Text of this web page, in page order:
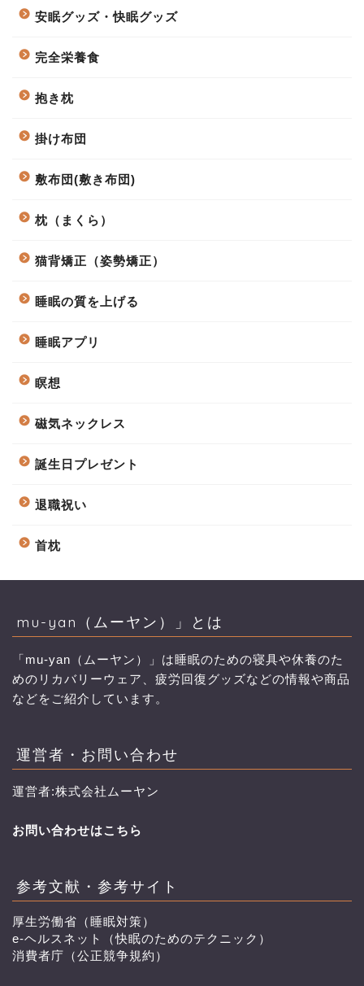
安眠グッズ・快眠グッズ
完全栄養食
抱き枕
掛け布団
敷布団(敷き布団)
枕（まくら）
猫背矯正（姿勢矯正）
睡眠の質を上げる
睡眠アプリ
瞑想
磁気ネックレス
誕生日プレゼント
退職祝い
首枕
mu-yan（ムーヤン）」とは
「mu-yan（ムーヤン）」は睡眠のための寝具や休養のた
めのリカバリーウェア、疲労回復グッズなどの情報や商品
などをご紹介しています。
運営者・お問い合わせ
運営者:株式会社ムーヤン
お問い合わせはこちら
参考文献・参考サイト
厚生労働省（睡眠対策）
e-ヘルスネット（快眠のためのテクニック）
消費者庁（公正競争規約）